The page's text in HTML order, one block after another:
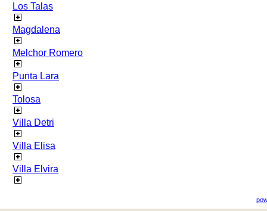
Los Talas
Magdalena
Melchor Romero
Punta Lara
Tolosa
Villa Detri
Villa Elisa
Villa Elvira